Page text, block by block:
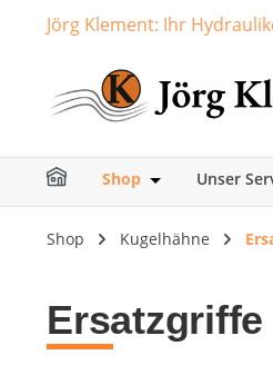
Zur
Jörg Klement: Ihr
Shop Öffne oder
Unser
Shop Kugelhähne
Ersatzgriffe